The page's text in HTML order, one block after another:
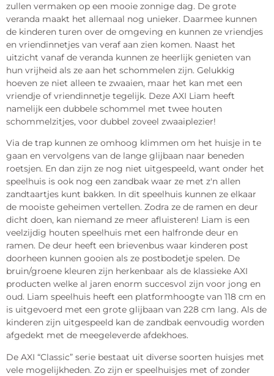
zullen vermaken op een mooie zonnige dag. De grote
veranda maakt het allemaal nog unieker. Daarmee kunnen
de kinderen turen over de omgeving en kunnen ze vriendjes
en vriendinnetjes van veraf aan zien komen. Naast het
uitzicht vanaf de veranda kunnen ze heerlijk genieten van
hun vrijheid als ze aan het schommelen zijn. Gelukkig
hoeven ze niet alleen te zwaaien, maar het kan met een
vriendje of vriendinnetje tegelijk. Deze AXI Liam heeft
namelijk een dubbele schommel met twee houten
schommelzitjes, voor dubbel zoveel zwaaiplezier!
Via de trap kunnen ze omhoog klimmen om het huisje in te
gaan en vervolgens van de lange glijbaan naar beneden
roetsjen. En dan zijn ze nog niet uitgespeeld, want onder het
speelhuis is ook nog een zandbak waar ze met z'n allen
zandtaartjes kunt bakken. In dit speelhuis kunnen ze elkaar
de mooiste geheimen vertellen. Zodra ze de ramen en deur
dicht doen, kan niemand ze meer afluisteren! Liam is een
veelzijdig houten speelhuis met een halfronde deur en
ramen. De deur heeft een brievenbus waar kinderen post
doorheen kunnen gooien als ze postbodetje spelen. De
bruin/groene kleuren zijn herkenbaar als de klassieke AXI
producten welke al jaren enorm succesvol zijn voor jong en
oud. Liam speelhuis heeft een platformhoogte van 118 cm en
is uitgevoerd met een grote glijbaan van 228 cm lang. Als de
kinderen zijn uitgespeeld kan de zandbak eenvoudig worden
afgedekt met de meegeleverde afdekhoes.
De AXI “Classic” serie bestaat uit diverse soorten huisjes met
vele mogelijkheden. Zo zijn er speelhuisjes met of zonder